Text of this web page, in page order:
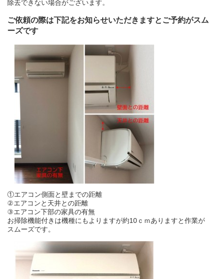
除去できない場合がございます。
ご依頼の際は下記をお知らせいただきますとご予約がスム
ーズです
①エアコン側面と壁までの距離
②エアコンと天井との距離
③エアコン下部の家具の有無
お掃除機能付きは機種にもよりますが約10ｃｍありますと作業が
スムーズです。